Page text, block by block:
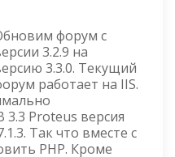
—
ОБНОВЛЕНИЕ
ДО
3.3.0
форум с
3.2.9 на
3.3.0. Текущий
работает на IIS.
Proteus версия
Так что вместе с
PHP. Кроме